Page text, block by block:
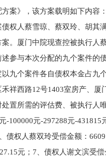
案》，该方案载明如下内
权人蔡雪琼、蔡双玲、胡
。厦门中院现查控被执行人
与本次分配的九个案件的
九个案件各自债权本金占九
祥西路12号1403室房产、
置所需的评估费、被执行人
-100000元-297288元-
债权人蔡双玲受偿金额：
元；7、债权人谢文滨受